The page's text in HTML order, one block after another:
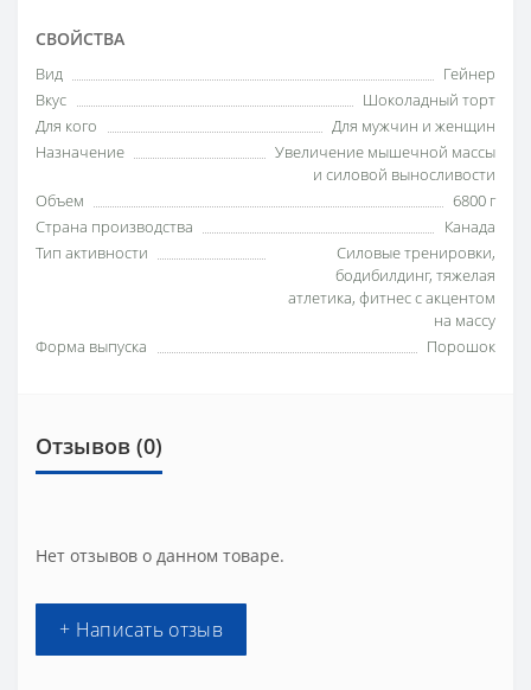
СВОЙСТВА
Вид
Гейнер
Вкус
Шоколадный торт
Для кого
Для мужчин и женщин
Назначение
Увеличение мышечной массы
и силовой выносливости
Объем
6800 г
Страна производства
Канада
Тип активности
Силовые тренировки,
бодибилдинг, тяжелая
атлетика, фитнес с акцентом
на массу
Форма выпуска
Порошок
Отзывов (0)
Нет отзывов о данном товаре.
+ Написать отзыв